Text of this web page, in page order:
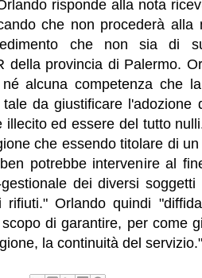
risponde alla nota
che non procederà alla
che non sia di
della provincia di Palermo.
alcuna competenza che
da giustificare l'adozione
ed essere del tutto
che essendo titolare di
potrebbe intervenire al
dei diversi
Orlando quindi
di garantire, per come
la continuità del servizio."